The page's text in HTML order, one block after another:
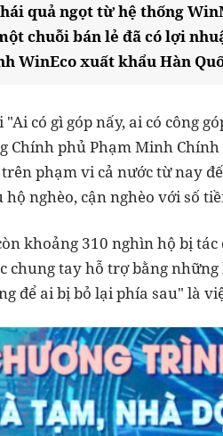
quả ngọt từ hệ thống
chuỗi bán lẻ đã có lợi
WinEco xuất khẩu Hàn
có gì góp nấy, ai có công
Chính phủ Phạm Minh
phạm vi cả nước từ nay
nghèo, cận nghèo với số
khoảng 310 nghìn hộ bị
chung tay hỗ trợ bằng
để ai bị bỏ lại phía sau" là